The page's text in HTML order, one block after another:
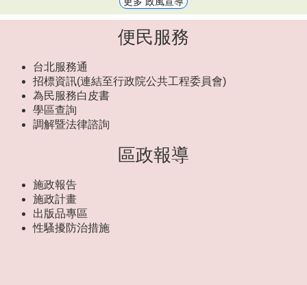
便民服務
台北服務通
招標資訊(連結至行政院公共工程委員會)
為民服務白皮書
學區查詢
調解暨法律諮詢
區政報導
施政報告
施政計畫
出版品專區
性騷擾防治措施